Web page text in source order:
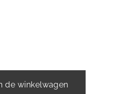
de winkelwagen